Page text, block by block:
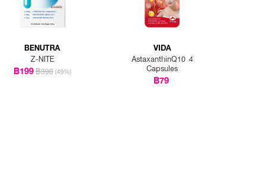
BENUTRA
Z-NITE
฿199฿390 (49%)
VIDA
AstaxanthinQ10 4
Capsules
฿79